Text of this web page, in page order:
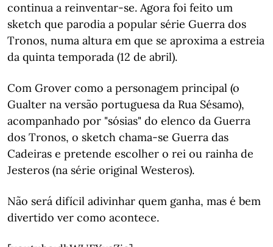
continua a reinventar-se. Agora foi feito um
sketch que parodia a popular série Guerra dos
Tronos, numa altura em que se aproxima a estreia
da quinta temporada (12 de abril).
Com Grover como a personagem principal (o
Gualter na versão portuguesa da Rua Sésamo),
acompanhado por "sósias" do elenco da Guerra
dos Tronos, o sketch chama-se Guerra das
Cadeiras e pretende escolher o rei ou rainha de
Jesteros (na série original Westeros).
Não será difícil adivinhar quem ganha, mas é bem
divertido ver como acontece.